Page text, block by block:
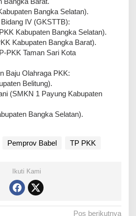
Bangka Selatan).
IV (GKSTTB):
Kabupaten Bangka Selatan).
Kabupaten Bangka Barat).
PKK Taman Sari Kota
Baju Olahraga PKK:
Belitung).
(SMKN 1 Payung Kabupaten
Bangka Selatan).
Pemprov Babel TP PKK
Ikuti Kami
Pos berikutnya